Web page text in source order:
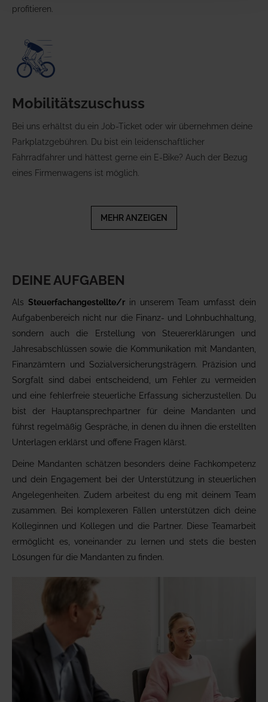
profitieren.
Mobilitätszuschuss
Bei uns erhältst du ein Job-Ticket oder wir übernehmen deine
Parkplatzgebühren. Du bist ein leidenschaftlicher
Fahrradfahrer und hättest gerne ein E-Bike? Auch der Bezug
eines Firmenwagens ist möglich.
MEHR ANZEIGEN
DEINE AUFGABEN
Als Steuerfachangestellte/rin unserem Team umfasst dein
Aufgabenbereich nicht nur die Finanz- und Lohnbuchhaltung,
sondern auch die Erstellung von Steuererklärungen und
Jahresabschlüssen sowie die Kommunikation mit Mandanten,
Finanzämtern und Sozialversicherungs­trägern. Präzision und
Sorgfalt sind dabei entscheidend, um Fehler zu vermeiden
und eine fehlerfreie steuerliche Erfassung sicherzustellen. Du
bist der Haupt­ansprechpartner für deine Mandanten und
führst regelmäßig Gespräche, in denen du ihnen die erstellten
Unterlagen erklärst und offene Fragen klärst.
Deine Mandanten schätzen besonders deine Fachkompetenz
und dein Engagement bei der Unterstützung in steuerlichen
Angelegenheiten. Zudem arbeitest du eng mit deinem Team
zusammen. Bei komplexeren Fällen unterstützen dich deine
Kolleginnen und Kollegen und die Partner. Diese Teamarbeit
ermöglicht es, voneinander zu lernen und stets die besten
Lösungen für die Mandanten zu finden.